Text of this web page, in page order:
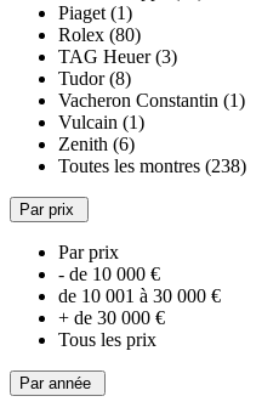
Piaget (1)
Rolex (80)
TAG Heuer (3)
Tudor (8)
Vacheron Constantin (1)
Vulcain (1)
Zenith (6)
Toutes les montres (238)
Par prix
Par prix
- de 10 000 €
de 10 001 à 30 000 €
+ de 30 000 €
Tous les prix
Par année